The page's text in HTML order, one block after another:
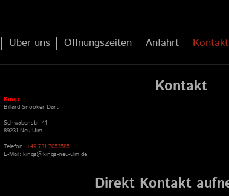
Über uns Öffnungszeiten Anfahrt Kontakt
Kontakt
Kings
Billard Snooker Dart
Schwabenstr. 41
89231 Neu-Ulm
Telefon: +49 731 70535851
E-Mail: kings@kings-neu-ulm.de
Direkt Kontakt